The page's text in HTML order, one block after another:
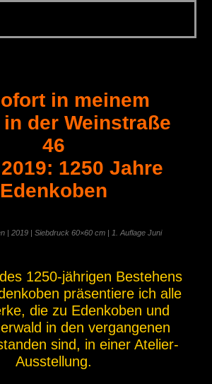
in meinem
der Weinstraße
46
1250 Jahre
Edenkoben
| 2019 | Siebdruck 60×60 cm | 1. Auflage Juni
1250-jährigen Bestehens
präsentiere ich alle
die zu Edenkoben und
in den vergangenen
sind, in einer Atelier-
Ausstellung.